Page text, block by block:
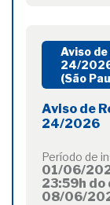
Aviso
24/
(São
Aviso de
24/2026
Período de
01/06/
23:59h do
08/06/